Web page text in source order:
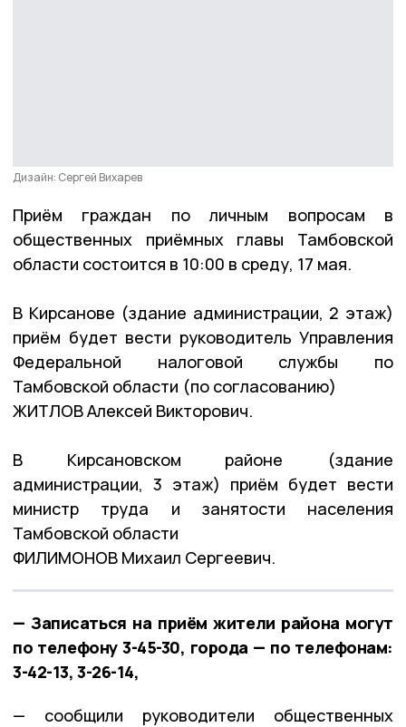
Дизайн: Сергей Вихарев
Приём граждан по личным вопросам в
общественных приёмных главы Тамбовской
области состоится в 10:00 в среду, 17 мая.
В Кирсанове (здание администрации, 2 этаж)
приём будет вести руководитель Управления
Федеральной налоговой службы по
Тамбовской области (по согласованию)
ЖИТЛОВ Алексей Викторович.
В Кирсановском районе (здание
администрации, 3 этаж) приём будет вести
министр труда и занятости населения
Тамбовской области
ФИЛИМОНОВ Михаил Сергеевич.
— Записаться на приём жители района могут
по телефону 3-45-30, города — по телефонам:
3-42-13, 3-26-14,
— сообщили руководители общественных